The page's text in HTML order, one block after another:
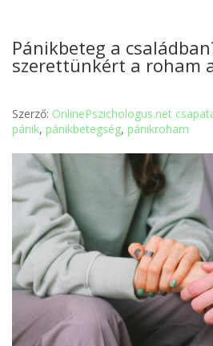
Pánikbeteg a
szerettünkért a roham
Szerző: OnlinePszichologus.net
pánik, pánikbetegség, pánikroham